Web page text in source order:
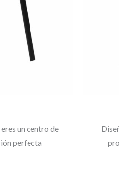
un centro de
perfecta